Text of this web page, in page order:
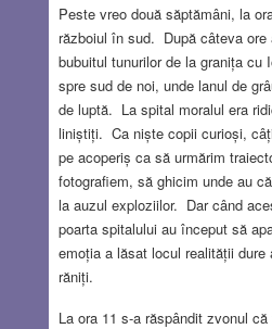
Peste vreo două săptămâni, la
războiul în sud. După câteva ore
bubuitul tunurilor de la granița cu
spre sud de noi, unde lanul de
de luptă. La spital moralul era
liniștiți. Ca niște copii curioși,
pe acoperiș ca să urmărim
fotografiem, să ghicim unde au
la auzul exploziilor. Dar când
poarta spitalului au început să
emoția a lăsat locul realității
răniți.
La ora 11 s-a răspândit zvonul